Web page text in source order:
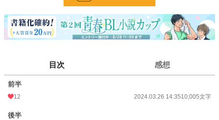
24h.ポイント 0 pt
2024.03.26 14:35
初回完結日時
週間ポイント
目次 感想
前半
12 2024.03.26 14:3510,005文字
後半